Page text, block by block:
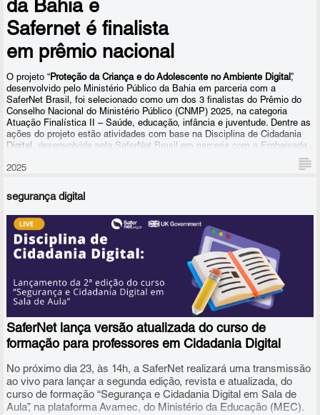
de 817 escolas de todo o país, a maioria estaduais, em 513
municípios de todas as 27 unidades federativas, tiveram contato
com o conteúdo do projeto desde o início de sua implementação,
em 2023.
da Bahia e
Safernet é finalista
em prêmio nacional
O projeto “Proteção da Criança e do Adolescente no Ambiente Digital”,
desenvolvido pelo Ministério Público da Bahia em parceria com a
SaferNet Brasil, foi selecionado como um dos 3 finalistas do Prêmio do
Conselho Nacional do Ministério Público (CNMP) 2025, na categoria
Atuação Finalística II – Saúde, educação, infância e juventude. Dentre as
ações do projeto estão atividades com base na Disciplina de Cidadania
Digital
, desenvolvida pela SaferNet Brasil em parceria com a Embaixada
2025
segurança digital
SaferNet lança versão atualizada do curso de
formação para professores em Cidadania Digital
No próximo dia 23, às 14h, a SaferNet realizará uma transmissão
ao vivo para lançar a segunda edição, revista e atualizada, do
curso de formação “Segurança e Cidadania Digital em Sala de
Aula”, na plataforma Avamec, do Ministério da Educação (MEC).